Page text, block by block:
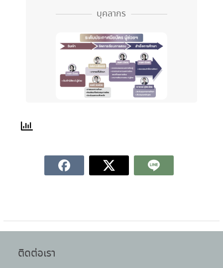
บุคลากร
ขั้นตอนการขอตรวจ
สอบคะแนน/ตรวจสอบ
ตรวจสอบคะแนน/
ตรวจสอบเกรด คณะ
ขั้นตอนการขอตรวจ
สอบคะแนน/ตรวจสอบ
ตรวจสอบคะแนน/
ตรวจสอบเกรด คณะ
ขั้นตอนการขอตรวจ
สอบคะแนน/ตรวจสอบ
ตรวจสอบคะแนน/
ตรวจสอบเกรด คณะ
ศูนย์รับแจ้งเหตุฉุกเฉินนิสิต (086-936 9977) ลิงค์
http://www.sa.nu.ac.th/nusec.php
ศูนย์ให้คำปรึกษาและจัดหางาน(0-5596-1211) ลิงค์
บริการวิชาทหาร(0-5596-1211) ลิงค์
http://www.sa.nu.ac.th/soldier.php
ติดต่อเรา